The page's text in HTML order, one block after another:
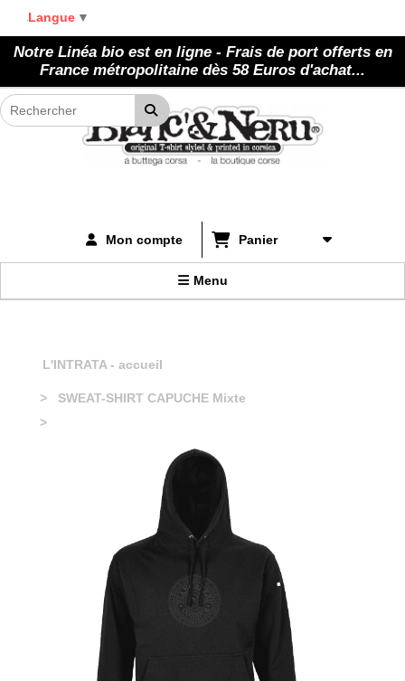
Notre Linéa bio est en ligne - Frais de port offerts en
France métropolitaine dès 58 Euros d'achat...
Mon compte Panier
Menu
L'INTRATA - accueil
SWEAT-SHIRT CAPUCHE Mixte
Sweat capuche mixte MONTE RENOSU noir - STAMPA
Langue ▼